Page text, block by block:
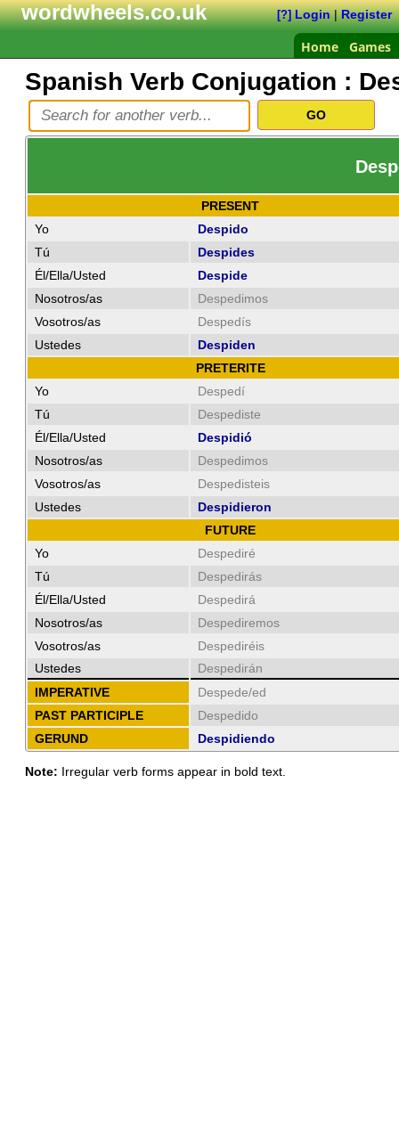
wordwheels.co.uk [?] Login|Register
Home Games
Spanish Verb Conjugation :
PRESENT
Yo
Despido
Tú
Despides
Él/Ella/Usted
Despide
Nosotros/as
Despedimos
Vosotros/as
Despedís
Ustedes
Despiden
PRETERITE
Yo
Despedí
Tú
Despediste
Él/Ella/Usted
Despidió
Nosotros/as
Despedimos
Vosotros/as
Despedisteis
Ustedes
Despidieron
FUTURE
Yo
Despediré
Tú
Despedirás
Él/Ella/Usted
Despedirá
Nosotros/as
Despediremos
Vosotros/as
Despediréis
Ustedes
Despedirán
IMPERATIVE
Despede/ed
PAST PARTICIPLE
Despedido
GERUND
Despidiendo
Note: Irregular verb forms appear in bold text.